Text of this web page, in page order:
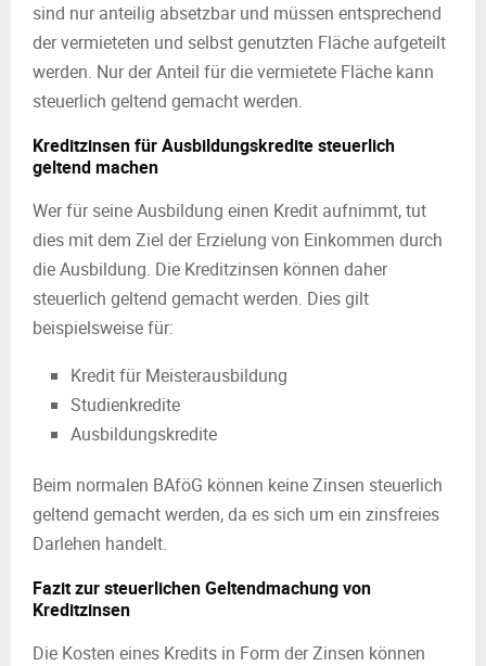
sind nur anteilig absetzbar und müssen entsprechend
der vermieteten und selbst genutzten Fläche aufgeteilt
werden. Nur der Anteil für die vermietete Fläche kann
steuerlich geltend gemacht werden.
Kreditzinsen für Ausbildungskredite steuerlich
geltend machen
Wer für seine Ausbildung einen Kredit aufnimmt, tut
dies mit dem Ziel der Erzielung von Einkommen durch
die Ausbildung. Die Kreditzinsen können daher
steuerlich geltend gemacht werden. Dies gilt
beispielsweise für:
Kredit für Meisterausbildung
Studienkredite
Ausbildungskredite
Beim normalen BAföG können keine Zinsen steuerlich
geltend gemacht werden, da es sich um ein zinsfreies
Darlehen handelt.
Fazit zur steuerlichen Geltendmachung von
Kreditzinsen
Die Kosten eines Kredits in Form der Zinsen können